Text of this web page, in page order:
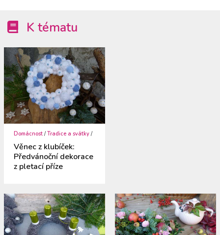
K tématu
Domácnost /Tradice a svátky /
Věnec z klubíček:
Předvánoční dekorace
z pletací příze